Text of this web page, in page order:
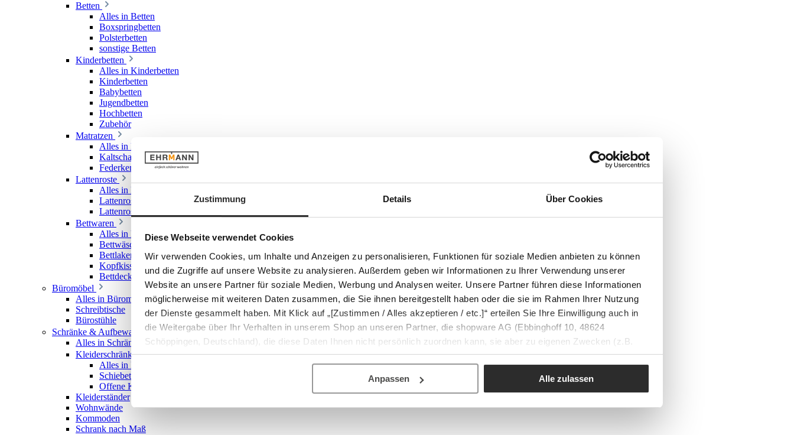
Zustimmung Details Über Cookies
Diese Webseite verwendet Cookies
Wir verwenden Cookies, um Inhalte und Anzeigen zu personalisieren, Funktionen für soziale Medien anbieten zu können
und die Zugriffe auf unsere Website zu analysieren. Außerdem geben wir Informationen zu Ihrer Verwendung unserer
Website an unsere Partner für soziale Medien, Werbung und Analysen weiter. Unsere Partner führen diese Informationen
möglicherweise mit weiteren Daten zusammen, die Sie ihnen bereitgestellt haben oder die sie im Rahmen Ihrer Nutzung
der Dienste gesammelt haben. Mit Klick auf „[Zustimmen / Alles akzeptieren / etc.]“ erteilen Sie Ihre Einwilligung auch in
die Weitergabe über Ihr Verhalten in unserem Shop an unseren Partner, die shopware AG (Ebbinghoff 10, 48624
Schöppingen, Deutschland), die diese Daten Ihnen nicht persönlich zuordnen kann, sie aber zu eigenen Zwecken (z.B.
Produktverbesserungen, Marktverhaltensanalysen) verarbeiten darf.
Anpassen Alle zulassen
Betten
Alles in Betten
Boxspringbetten
Polsterbetten
sonstige Betten
Kinderbetten
Alles in Kinderbetten
Kinderbetten
Babybetten
Jugendbetten
Hochbetten
Zubehör
Matratzen
Alles in Matratzen
Kaltschaummatratzen
Federkernmatratzen
Lattenroste
Alles in Lattenroste
Lattenroste starr
Lattenroste verstellbar
Bettwaren
Alles in Bettwaren
Bettwäsche
Bettlaken & Spannlaken
Kopfkissen
Bettdecken
Büromöbel
Alles in Büromöbel
Schreibtische
Bürostühle
Schränke & Aufbewahrung
Alles in Schränke & Aufbewahrung
Kleiderschränke
Alles in Kleiderschränke
Schiebetürenschränke
Offene Kleiderschränke
Kleiderständer
Wohnwände
Kommoden
Schrank nach Maß